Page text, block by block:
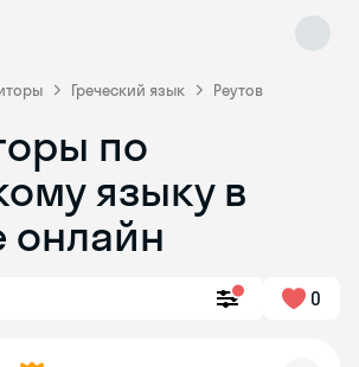
Греческий язык Реутов
по
языку в
онлайн
0